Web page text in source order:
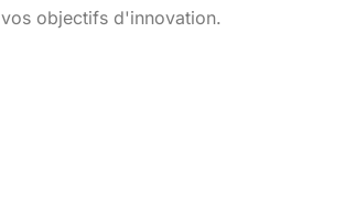
vos objectifs d'innovation.​